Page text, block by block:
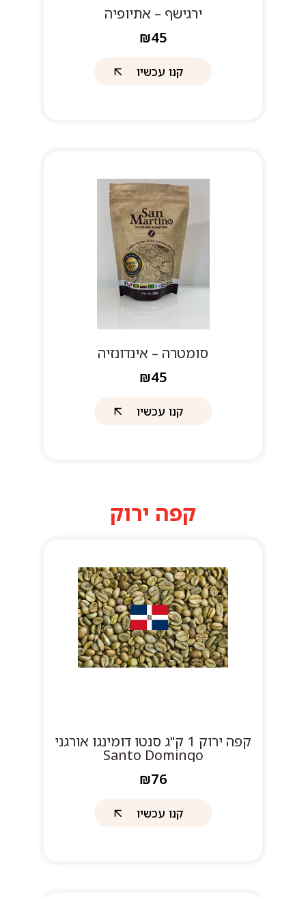
ירגישף – אתיופיה
₪45
קנו עכשיו
סומטרה – אינדונזיה
₪45
קנו עכשיו
קפה ירוק
קפה ירוק 1 ק"ג סנטו דומינגו אורגני
Santo Domingo
₪76
קנו עכשיו